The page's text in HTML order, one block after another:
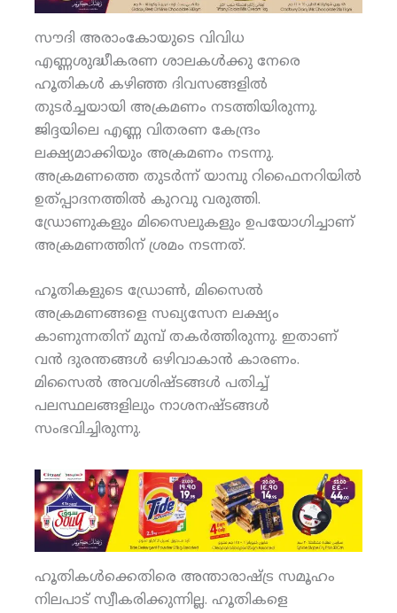
സൗദി അരാംകോയുടെ വിവിധ
എണ്ണശുദ്ധീകരണ ശാലകള്‍ക്കു നേരെ
ഹൂതികള്‍ കഴിഞ്ഞ ദിവസങ്ങളില്‍
തുടര്‍ച്ചയായി അക്രമണം നടത്തിയിരുന്നു.
ജിദ്ദയിലെ എണ്ണ വിതരണ കേന്ദ്രം
ലക്ഷ്യമാക്കിയും അക്രമണം നടന്നു.
അക്രമണത്തെ തുടര്‍ന്ന് യാമ്പു റിഫൈനറിയില്‍
ഉത്പ്പാദനത്തില്‍ കുറവു വരുത്തി.
ഡ്രോണുകളും മിസൈലുകളും ഉപയോഗിച്ചാണ്
അക്രമണത്തിന് ശ്രമം നടന്നത്.
ഹൂതികളുടെ ഡ്രോണ്‍, മിസൈല്‍
അക്രമണങ്ങളെ സഖ്യസേന ലക്ഷ്യം
കാണുന്നതിന് മുമ്പ് തകര്‍ത്തിരുന്നു. ഇതാണ്
വന്‍ ദുരന്തങ്ങള്‍ ഒഴിവാകാന്‍ കാരണം.
മിസൈല്‍ അവശിഷ്ടങ്ങള്‍ പതിച്ച്
പലസ്ഥലങ്ങളിലും നാശനഷ്ടങ്ങള്‍
സംഭവിച്ചിരുന്നു.
ഹൂതികള്‍ക്കെതിരെ അന്താരാഷ്ട്ര സമൂഹം
നിലപാട് സ്വീകരിക്കുന്നില്ല. ഹൂതികളെ